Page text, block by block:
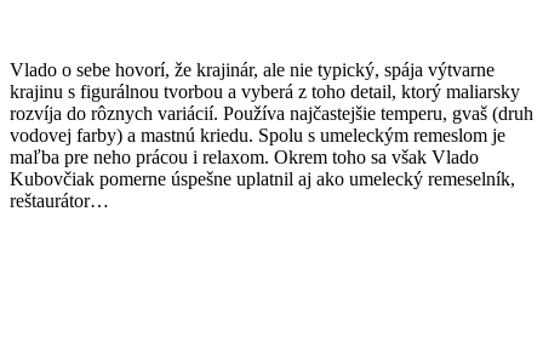
Vlado o sebe hovorí, že krajinár, ale nie typický, spája výtvarne
krajinu s figurálnou tvorbou a vyberá z toho detail, ktorý maliarsky
rozvíja do rôznych variácií. Používa najčastejšie temperu, gvaš (druh
vodovej farby) a mastnú kriedu. Spolu s umeleckým remeslom je
maľba pre neho prácou i relaxom. Okrem toho sa však Vlado
Kubovčiak pomerne úspešne uplatnil aj ako umelecký remeselník,
reštaurátor…